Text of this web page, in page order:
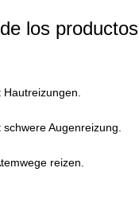
los productos
Augenreizung.
reizen.